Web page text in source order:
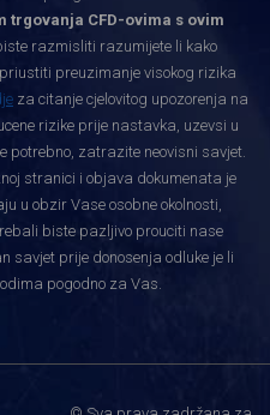
trgovanja CFD-ovima s ovim
razmisliti razumijete li kako
preuzimanje visokog rizika
za citanje cjelovitog upozorenja na
rizike prije nastavka, uzevsi u
potrebno, zatrazite neovisni savjet.
stranici i objava dokumenata je
u obzir Vase osobne okolnosti,
biste pazljivo prouciti nase
savjet prije donosenja odluke je li
pogodno za Vas.